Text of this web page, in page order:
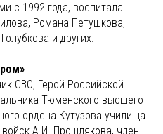
с 1992 года, воспитала
Романа Петушкова,
и других.
СВО, Герой Российской
Тюменского высшего
ордена Кутузова училища
А.И. Прошлякова, член